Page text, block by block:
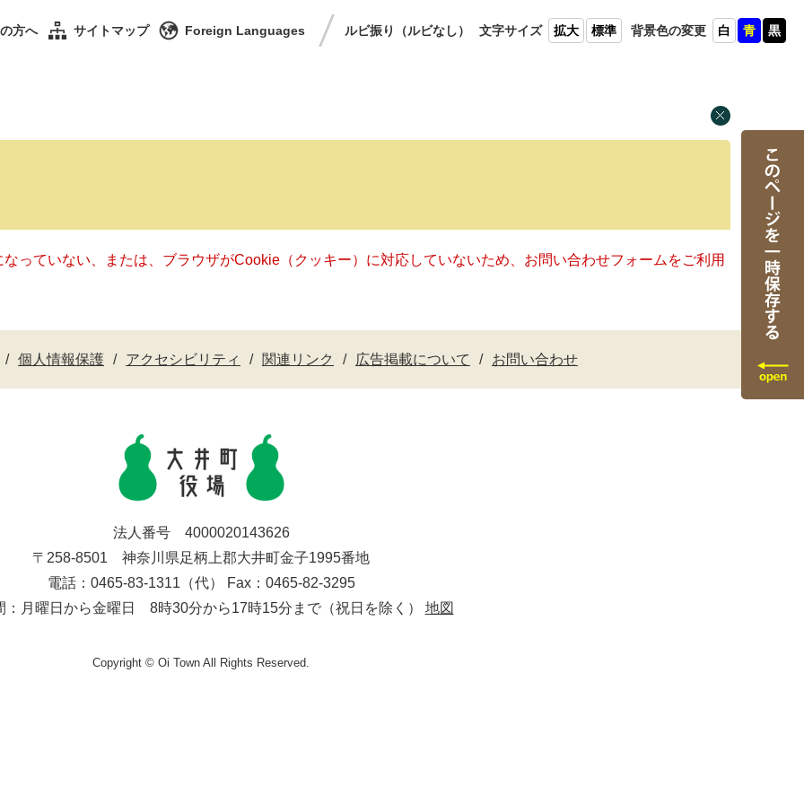
方へ サイトマップ Foreign Languages ルビ振り （ルビなし） 文字サイズ 拡大 標準 背景色の変更 白 青 黒
っていない、または、ブラウザがCookie（クッキー）に対応していないため、お問い合わせフォームをご利用
個人情報保護 アクセシビリティ 関連リンク 広告掲載について お問い合わせ
法人番号 4000020143626
〒258-8501 神奈川県足柄上郡大井町金子1995番地
電話：0465-83-1311（代） Fax：0465-82-3295
：月曜日から金曜日 8時30分から17時15分まで（祝日を除く）
地図
Copyright © Oi Town All Rights Reserved.